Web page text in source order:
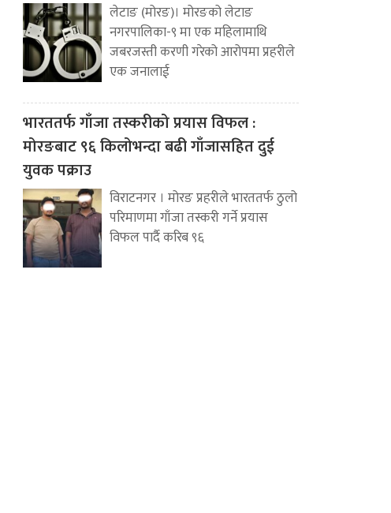
लेटाङ (मोरङ)। मोरङको लेटाङ
नगरपालिका-९ मा एक महिलामाथि
जबरजस्ती करणी गरेको आरोपमा प्रहरीले
एक जनालाई
भारततर्फ गाँजा तस्करीको प्रयास विफल :
मोरङबाट ९६ किलोभन्दा बढी गाँजासहित दुई
युवक पक्राउ
विराटनगर । मोरङ प्रहरीले भारततर्फ ठुलो
परिमाणमा गाँजा तस्करी गर्ने प्रयास
विफल पार्दै करिब ९६